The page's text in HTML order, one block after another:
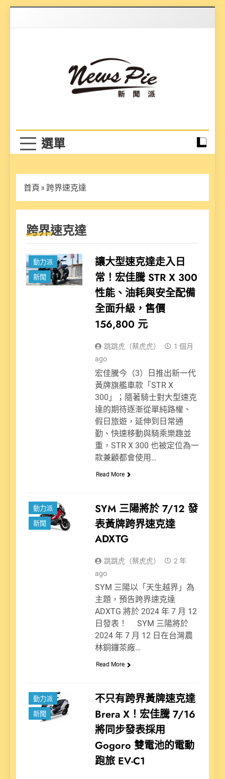
首頁 » 跨界速克達
跨界速克達
動力派
新聞
讓大型速克達走入日
常！宏佳騰 STR X 300
性能、油耗與安全配備
全面升級，售價
156,800 元
跳跳虎（蔡虎虎）
1 個月
ago
宏佳騰今（3）日推出新一代
黃牌旗艦車款「STR X
300」；隨著騎士對大型速克
達的期待逐漸從單純路權、
假日旅遊，延伸到日常通
勤、快速移動與騎乘樂趣並
重，STR X 300 也被定位為一
款兼顧都會使用…
Read More
動力派
新聞
SYM 三陽將於 7/12 發
表黃牌跨界速克達
ADXTG
跳跳虎（蔡虎虎）
2 年
ago
SYM 三陽以「天生越界」為
主題，預告跨界速克達
ADXTG 將於 2024 年 7 月 12
日發表！ SYM 三陽將於
2024 年 7 月 12 日在台灣農
林銅鑼茶廠…
Read More
動力派
新聞
不只有跨界黃牌速克達
Brera X！宏佳騰 7/16
將同步發表採用
Gogoro 雙電池的電動
跑旅 EV-C1